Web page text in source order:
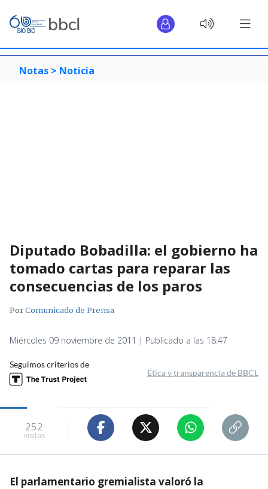
Notas > Noticia
Diputado Bobadilla: el gobierno ha
tomado cartas para reparar las
consecuencias de los paros
PorComunicado de Prensa
Miércoles 09 noviembre de 2011 | Publicado a las 18:47
Seguimos criterios de
Ética y transparencia de BBCL
252
visitas
El parlamentario gremialista valoró la